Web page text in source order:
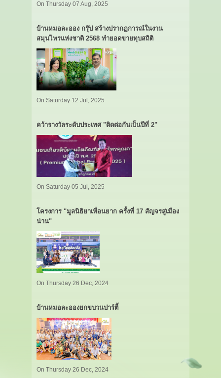
On Thursday 07 Aug, 2025
บ้านหมอละออง กรุ๊ป สร้างปรากฏการณ์ในงาน
สมุนไพรแห่งชาติ 2568 ทำยอดขายทุบสถิติ
On Saturday 12 Jul, 2025
คว้ารางวัลระดับประเทศ "ติดต่อกันเป็นปีที่ 2"
On Saturday 05 Jul, 2025
โครงการ "มูลนิธิยาเพื่อนยาก ครั้งที่ 17 สัญจรสู่เมือง
น่าน"
On Thursday 26 Dec, 2024
บ้านหมอละอองยกขบวนปาร์ตี้
On Thursday 26 Dec, 2024